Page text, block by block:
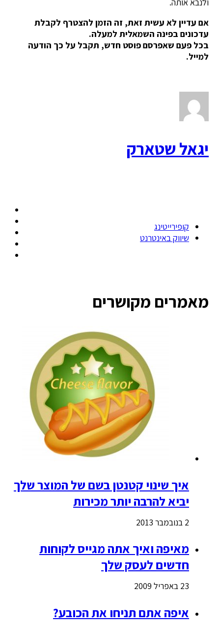
אם עדיין לא עשית זאת, זה הזמן להצטרף לקבלת
עדכונים בפינה השמאלית למעלה.
בכל פעם שאפרסם פוסט חדש, תקבל על כך הודעה
למייל.
יגאל שטארק
קופירייטינג
שיווק באינטרנט
מאמרים מקושרים
איך שינוי קטנטן בשם של המוצר שלך
יביא להרבה יותר מכירות
2 בנובמבר 2013
מאיפה ואיך אתה מגייס לקוחות
חדשים לעסק שלך
23 באפריל 2009
איפה אתם תניחו את הכובע?